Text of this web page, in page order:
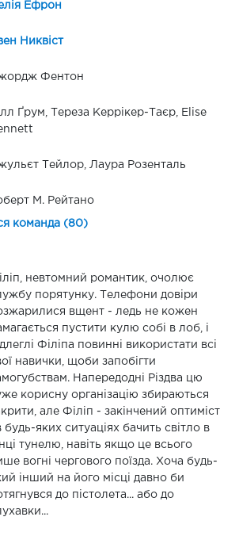
Ефрон
Никвіст
Фентон
Ґрум, Тереза Керрікер-Таєр, Elise
Тейлор, Лаура Розенталь
М. Рейтано
команда (80)
невтомний романтик, очолює
порятунку. Телефони довіри
вщент - ледь не кожен
пустити кулю собі в лоб, і
Філіпа повинні використати всі
навички, щоби запобігти
Напередодні Різдва цю
корисну організацію збираються
але Філіп - закінчений оптиміст
будь-яких ситуаціях бачить світло в
тунелю, навіть якщо це всього
вогні чергового поїзда. Хоча будь-
інший на його місці давно би
до пістолета... або до